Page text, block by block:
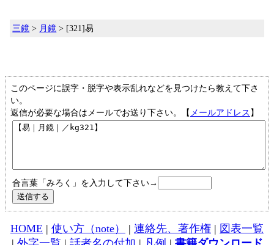
三鏡 > 月鏡 > [321]易
このページに誤字・脱字や表示乱れなどを見つけたら教えて下さ
い。
返信が必要な場合はメールでお送り下さい。【 メールアドレス 】
合言葉「みろく」を入力して下さい→
HOME | 使い方（note） | 連絡先、著作権 | 図表一覧